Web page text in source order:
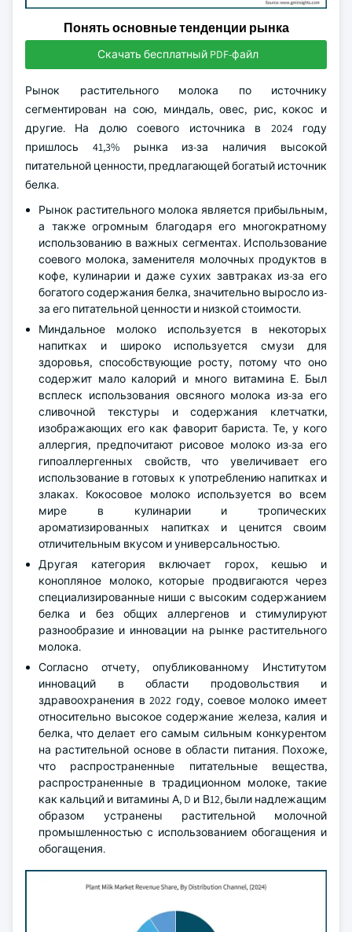
Понять основные тенденции рынка
Скачать бесплатный PDF-файл
Рынок растительного молока по источнику
сегментирован на сою, миндаль, овес, рис, кокос и
другие. На долю соевого источника в 2024 году
пришлось 41,3% рынка из-за наличия высокой
питательной ценности, предлагающей богатый источник
белка.
Рынок растительного молока является прибыльным,
а также огромным благодаря его многократному
использованию в важных сегментах. Использование
соевого молока, заменителя молочных продуктов в
кофе, кулинарии и даже сухих завтраках из-за его
богатого содержания белка, значительно выросло из-
за его питательной ценности и низкой стоимости.
Миндальное молоко используется в некоторых
напитках и широко используется смузи для
здоровья, способствующие росту, потому что оно
содержит мало калорий и много витамина Е. Был
всплеск использования овсяного молока из-за его
сливочной текстуры и содержания клетчатки,
изображающих его как фаворит бариста. Те, у кого
аллергия, предпочитают рисовое молоко из-за его
гипоаллергенных свойств, что увеличивает его
использование в готовых к употреблению напитках и
злаках. Кокосовое молоко используется во всем
мире в кулинарии и тропических
ароматизированных напитках и ценится своим
отличительным вкусом и универсальностью.
Другая категория включает горох, кешью и
конопляное молоко, которые продвигаются через
специализированные ниши с высоким содержанием
белка и без общих аллергенов и стимулируют
разнообразие и инновации на рынке растительного
молока.
Согласно отчету, опубликованному Институтом
инноваций в области продовольствия и
здравоохранения в 2022 году, соевое молоко имеет
относительно высокое содержание железа, калия и
белка, что делает его самым сильным конкурентом
на растительной основе в области питания. Похоже,
что распространенные питательные вещества,
распространенные в традиционном молоке, такие
как кальций и витамины А, D и В12, были надлежащим
образом устранены растительной молочной
промышленностью с использованием обогащения и
обогащения.